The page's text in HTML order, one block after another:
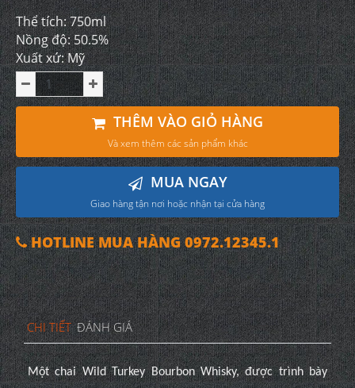
Thể tích: 750ml
Nồng độ: 50.5%
Xuất xứ: Mỹ
THÊM VÀO GIỎ HÀNG
Và xem thêm các sản phẩm khác
MUA NGAY
Giao hàng tận nơi hoặc nhận tại cửa hàng
HOTLINE MUA HÀNG 0972.12345.1
CHI TIẾT ĐÁNH GIÁ
Một chai Wild Turkey Bourbon Whisky, được trình bày